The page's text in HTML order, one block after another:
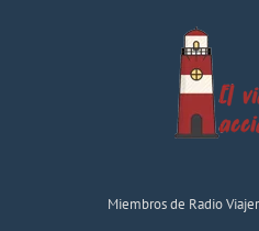
Miembros de Radio